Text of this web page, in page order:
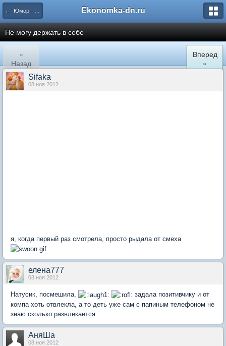
← Юмор - смешные истории из жизни, анекдоты Ekonomka-dn.ru
Не могу держать в себе
«
Назад
Вперед
»
Sifaka
08 ноя 2012
я, когда первый раз смотрела, просто рыдала от смеха
елена777
08 ноя 2012
Натусик, посмешила,
задала позитивчику и от
компа хоть отвлекла, а то деть уже сам с папиным телефоном не
знаю сколько развлекается.
АняШа
08 ноя 2012